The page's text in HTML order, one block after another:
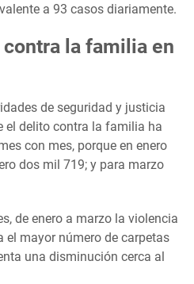
a 93 casos diariamente.
la familia en
de seguridad y justicia
el delito contra la familia ha
con mes, porque en enero
dos mil 719; y para marzo
de enero a marzo la violencia
mayor número de carpetas
una disminución cerca al